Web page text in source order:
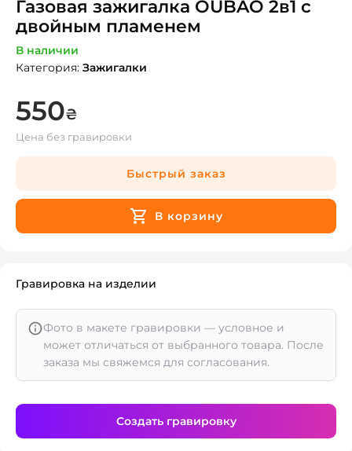
Газовая зажигалка OUBAO 2в1 с
двойным пламенем
В наличии
Категория: Зажигалки
550₴
Цена без гравировки
Быстрый заказ
В корзину
Гравировка на изделии
Фото в макете гравировки — условное и
может отличаться от выбранного товара. После
заказа мы свяжемся для согласования.
Создать гравировку